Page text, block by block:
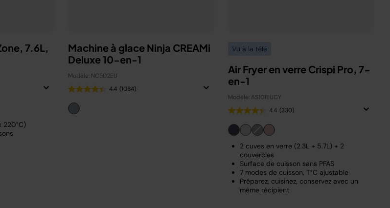
7.6L,
220°C)
Machine à glace Ninja CREAMi
Deluxe 10-en-1
Modèle: NC502EU
4.4 (1084)
Vu à la télé
Air Fryer en verre Crispi Pro, 7-
en-1
Modèle: AS101EUCY
4.4 (330)
2 cuves en verre (2.3L + 5.7L) + 2
couvercles
Surface de cuisson sans PFAS
7 modes de cuisson, T°C ajustable
Préparez, cuisinez, conservez avec un
même récipient